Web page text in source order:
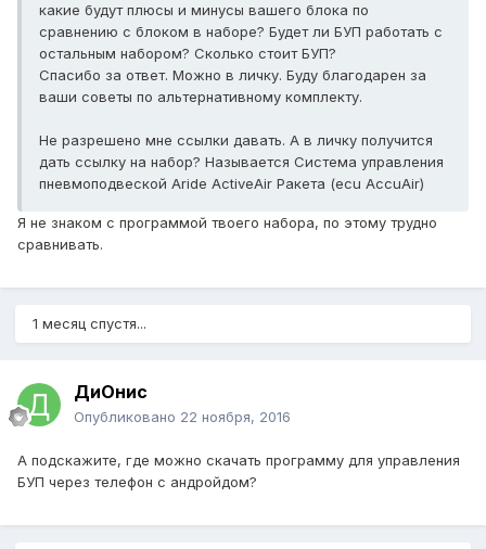
какие будут плюсы и минусы вашего блока по
сравнению с блоком в наборе? Будет ли БУП работать с
остальным набором? Сколько стоит БУП?
Спасибо за ответ. Можно в личку. Буду благодарен за
ваши советы по альтернативному комплекту.
Не разрешено мне ссылки давать. А в личку получится
дать ссылку на набор? Называется Система управления
пневмоподвеской Aride ActiveAir Ракета (ecu AccuAir)
Я не знаком с программой твоего набора, по этому трудно
сравнивать.
1 месяц спустя...
ДиОнис
Опубликовано 22 ноября, 2016
А подскажите, где можно скачать программу для управления
БУП через телефон с андройдом?